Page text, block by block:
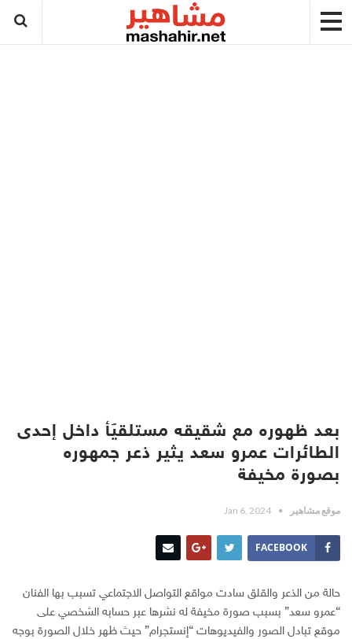
بعد ظهوره مع شقيقه مستلقيًأ داخل إحدى
الطائرات عمرو سعد يثير ذعر جمهوره
بصورة مخيفة
موقع مشاهير Jan 6, 2024
FACEBOOK
حالة من الذعر والقلق سادت مواقع التواصل الاجتماعي تسبب بها الفنان
“عمرو سعد” بسبب صورة مخيفة له نشرها عبر حسابه الشخصي على
موقع تبادل الصور والفيديوهات “إنستجرام” حيث ظهر خلال الصورة بوجه